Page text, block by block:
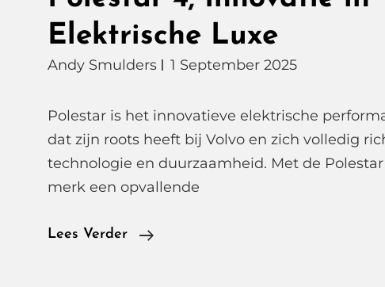
Elektrische Luxe
Andy Smulders 1 September 2025
Polestar is het innovatieve elektrische
dat zijn roots heeft bij Volvo en zich volledig
technologie en duurzaamheid. Met de
merk een opvallende
Lees Verder
Polestar